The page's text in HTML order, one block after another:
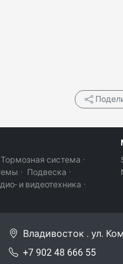
Тормозная система ·
· Подвеска ·
и видеотехника ·
Владивосток . ул.
+7 902 48 666 55